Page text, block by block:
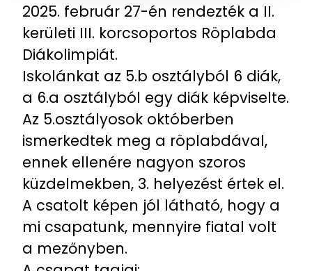
2025. február 27-én rendezték a II.
kerületi III. korcsoportos Röplabda
Diákolimpiát.
Iskolánkat az 5.b osztályból 6 diák,
a 6.a osztályból egy diák képviselte.
Az 5.osztályosok októberben
ismerkedtek meg a röplabdával,
ennek ellenére nagyon szoros
küzdelmekben, 3. helyezést értek el.
A csatolt képen jól látható, hogy a
mi csapatunk, mennyire fiatal volt
a mezőnyben.